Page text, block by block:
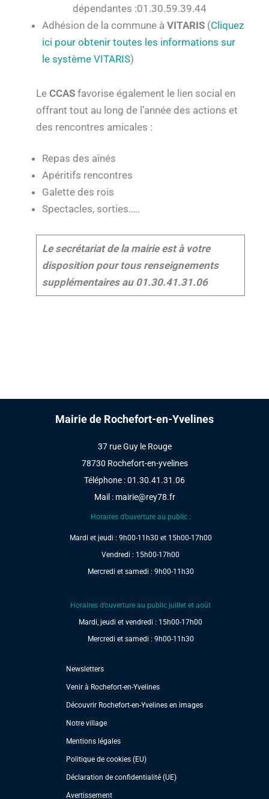
dépendantes :01.30.59.39.44
Adhésion de la commune à VITARIS (Cliquez
ici pour obtenir toutes les informations sur
le système VITARIS)
Le CCAS favorise également le lien social en
offrant tout au long de l’année des actions et
des rencontres amicales :
Repas des aînés
Apéritifs rencontres
Galette des rois
Spectacles, sorties…..
Le secrétariat de la mairie est à votre
disposition pour tous renseignements
supplémentaires au 01.30.41.31.06
Mairie de Rochefort-en-Yvelines
37 rue Guy le Rouge
78730 Rochefort-en-yvelines
Téléphone : 01.30.41.31.06
Mail : mairie@rey78.fr
Horaires d’ouverture au public :
Mardi et jeudi : 9h00-11h30 et 15h00-17h00
Vendredi : 15h00-17h00
Mercredi et samedi : 9h00-11h30
Horaires d’ouverture au public juillet et août
Mardi, jeudi et vendredi : 15h00-17h00
Mercredi et samedi : 9h00-11h30
Newsletters
Venir à Rochefort-en-Yvelines
Découvrir Rochefort-en-Yvelines en images
Notre village
Mentions légales
Politique de cookies (EU)
Déclaration de confidentialité (UE)
Avertissement